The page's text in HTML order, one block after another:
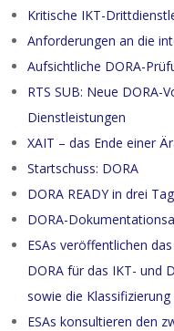
Kritische IKT-
Anforderungen an die
Aufsichtliche DORA-
RTS SUB: Neue DORA-
Dienstleistungen
XAIT – das Ende einer
Startschuss: DORA
DORA READY in drei
DORA-
ESAs veröffentlichen
DORA für das IKT- und
sowie die
ESAs konsultieren den